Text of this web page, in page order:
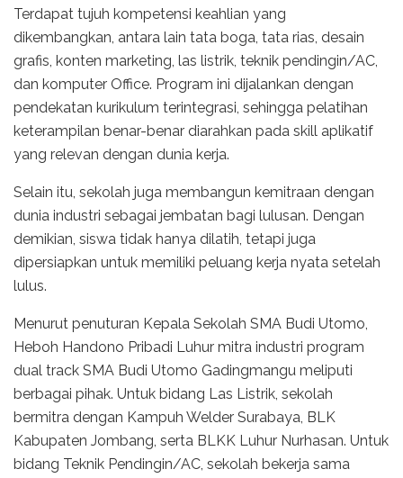
Terdapat tujuh kompetensi keahlian yang
dikembangkan, antara lain tata boga, tata rias, desain
grafis, konten marketing, las listrik, teknik pendingin/AC,
dan komputer Office. Program ini dijalankan dengan
pendekatan kurikulum terintegrasi, sehingga pelatihan
keterampilan benar-benar diarahkan pada skill aplikatif
yang relevan dengan dunia kerja.
Selain itu, sekolah juga membangun kemitraan dengan
dunia industri sebagai jembatan bagi lulusan. Dengan
demikian, siswa tidak hanya dilatih, tetapi juga
dipersiapkan untuk memiliki peluang kerja nyata setelah
lulus.
Menurut penuturan Kepala Sekolah SMA Budi Utomo,
Heboh Handono Pribadi Luhur mitra industri program
dual track SMA Budi Utomo Gadingmangu meliputi
berbagai pihak. Untuk bidang Las Listrik, sekolah
bermitra dengan Kampuh Welder Surabaya, BLK
Kabupaten Jombang, serta BLKK Luhur Nurhasan. Untuk
bidang Teknik Pendingin/AC, sekolah bekerja sama